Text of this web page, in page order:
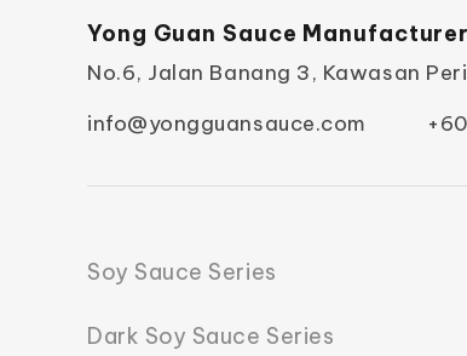
Yong Guan Sauce
No.6, Jalan Banang 3, Kawasan
info@yongguansauce.com
Soy Sauce Series
Dark Soy Sauce Series